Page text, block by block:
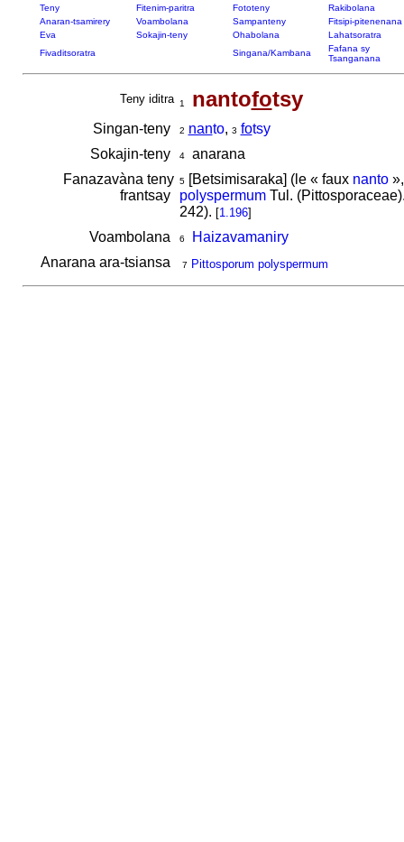
Teny Fitenim-paritra Fototeny
Rakibolana
Anaran-tsamirery
Voambolana Sampanteny
Fitsipi-pitenenana
Eva
Sokajin-teny Ohabolana
Lahatsoratra
Fivaditsoratra
Singana/Kambana
Fafana sy
Tsanganana
Teny iditra 1 nantofotsy
Singan-teny 2 nanto, 3 fotsy
Sokajin-teny
4anarana
Fanazavàna teny
frantsay
5[Betsimisaraka] (le « faux nanto»,
polyspermumTul.
242). [1.196]
Voambolana 6
Haizavamaniry
Anarana ara-tsiansa
7 Pittosporum polyspermum